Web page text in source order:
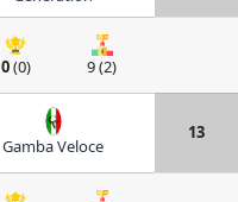
0(0) 9 (2)
Gamba Veloce
13